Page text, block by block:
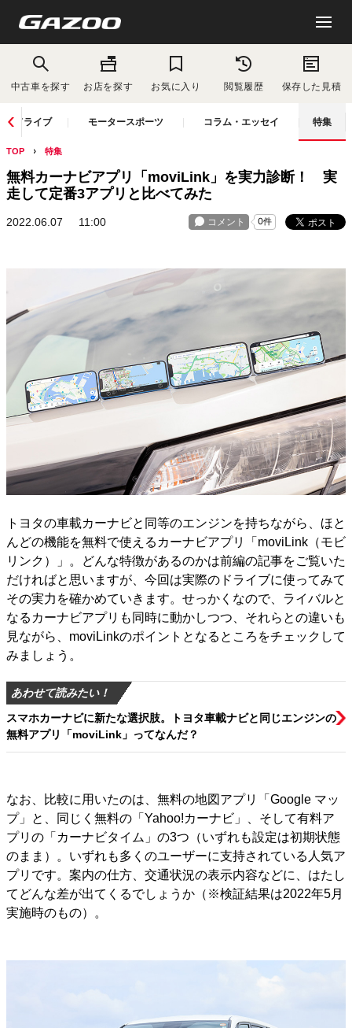
中古車を探す お店を探す お気に入り 閲覧履歴 保存した見積
ドライブ モータースポーツ コラム・エッセイ 特集
TOP 特集
無料カーナビアプリ「moviLink」を実力診断！ 実
走して定番3アプリと比べてみた
2022.06.07 11:00
トヨタの車載カーナビと同等のエンジンを持ちながら、ほと
んどの機能を無料で使えるカーナビアプリ「moviLink（モビ
リンク）」。どんな特徴があるのかは前編の記事をご覧いた
だければと思いますが、今回は実際のドライブに使ってみて
その実力を確かめていきます。せっかくなので、ライバルと
なるカーナビアプリも同時に動かしつつ、それらとの違いも
見ながら、moviLinkのポイントとなるところをチェックして
みましょう。
あわせて読みたい！
スマホカーナビに新たな選択肢。トヨタ車載ナビと同じエンジンの
無料アプリ「moviLink」ってなんだ？
なお、比較に用いたのは、無料の地図アプリ「Google マッ
プ」と、同じく無料の「Yahoo!カーナビ」、そして有料ア
プリの「カーナビタイム」の3つ（いずれも設定は初期状態
のまま）。いずれも多くのユーザーに支持されている人気ア
プリです。案内の仕方、交通状況の表示内容などに、はたし
てどんな差が出てくるでしょうか（※検証結果は2022年5月
実施時のもの）。